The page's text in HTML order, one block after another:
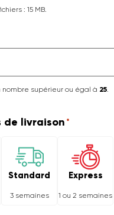
: 15 MB.
nombre supérieur ou égal à 25.
de livraison *
Standard
3 semaines
Express
1 ou 2 semaines